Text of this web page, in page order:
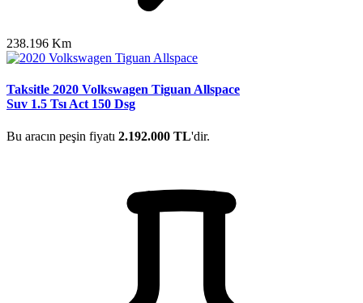
238.196 Km
Taksitle 2020 Volkswagen Tiguan Allspace
Suv 1.5 Tsı Act 150 Dsg
Bu aracın peşin fiyatı 2.192.000 TL'dir.